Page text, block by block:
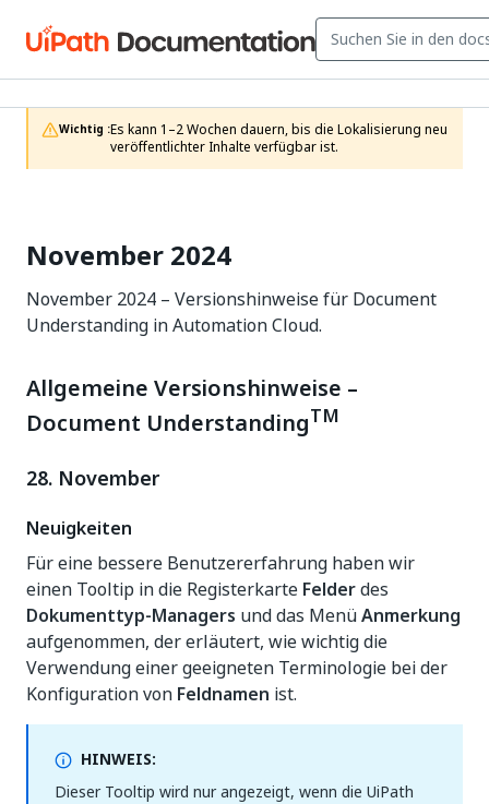
Wichtig :Es kann 1–2 Wochen dauern, bis die Lokalisierung neu
veröffentlichter Inhalte verfügbar ist.
November 2024
November 2024 – Versionshinweise für Document
Understanding in Automation Cloud.
Allgemeine Versionshinweise –
Document UnderstandingTM
28. November
Neuigkeiten
Für eine bessere Benutzererfahrung haben wir
einen Tooltip in die Registerkarte Felderdes
Dokumenttyp-Managers und das MenüAnmerkung
aufgenommen, der erläutert, wie wichtig die
Verwendung einer geeigneten Terminologie bei der
Konfiguration von Feldnamen ist.
HINWEIS:
Dieser Tooltip wird nur angezeigt, wenn die UiPath